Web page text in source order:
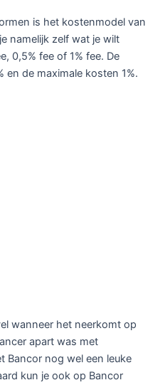
is het kostenmodel van
namelijk zelf wat je wilt
0,5% fee of 1% fee. De
en de maximale kosten 1%.
wanneer het neerkomt op
apart was met
Bancor nog wel een leuke
kun je ook op Bancor